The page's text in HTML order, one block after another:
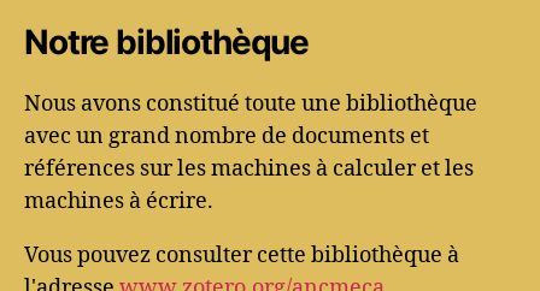
Notre bibliothèque
Nous avons constitué toute une bibliothèque
avec un grand nombre de documents et
références sur les machines à calculer et les
machines à écrire.
Vous pouvez consulter cette bibliothèque à